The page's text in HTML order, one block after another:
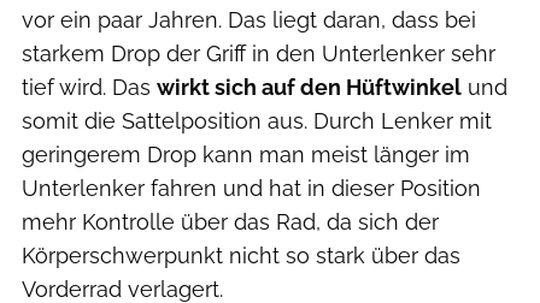
vor ein paar Jahren. Das liegt daran, dass bei
starkem Drop der Griff in den Unterlenker sehr
tief wird. Das wirkt sich auf den Hüftwinkel und
somit die Sattelposition aus. Durch Lenker mit
geringerem Drop kann man meist länger im
Unterlenker fahren und hat in dieser Position
mehr Kontrolle über das Rad, da sich der
Körperschwerpunkt nicht so stark über das
Vorderrad verlagert.